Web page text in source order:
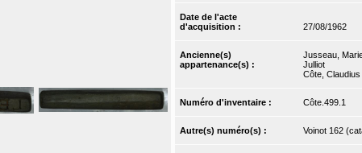
Date de l'acte
d'acquisition :
27/08/1962
Ancienne(s)
appartenance(s) :
Jusseau,
Julliot
Côte, Claudius
Numéro d'inventaire : Côte.499.1
Autre(s) numéro(s) : Voinot 162